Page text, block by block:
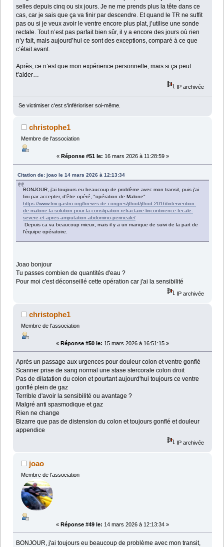
selles depuis cinq ou six jours. Je ne me prends plus la tête dans ce
cas, car je sais que ça va finir par descendre. Et quand le TR ne suffit
pas ou si je veux avoir le ventre encore plus plat, j’utilise une sonde
rectale. Tout n’est pas parfait bien sûr, il y a encore des jours où rien
n’y fait, mais aujourd’hui ce sont des exceptions, comparé à ce que
c’était avant.
Après, ce n’est que mon expérience personnelle, mais si ça peut
t’aider…
IP archivée
Se victimiser c'est s'inférioriser soi-même.
christophe1
Membre de l'association
« Réponse #51 le: 16 mars 2026 à 11:28:59 »
Citation de: joao le 14 mars 2026 à 12:13:34
BONJOUR, j'ai toujours eu beaucoup de problème avec mon transit, puis j'ai
fini par accepter, d'être opéré, "opération de Malone"
https://www.fmcgastro.org/breves-de-congres/jfhod/jfhod-2016/intervention-
de-malone-la-solution-pour-la-constipation-refractaire-lincontinence-fecale-
severe-et-apres-amputation-abdomino-perineale/
Depuis ca va beaucoup mieux, mais il y a un manque de suivi de la part de
l'équipe opératoire.
Joao bonjour
Tu passes combien de quantités d'eau ?
Pour moi c'est déconseillé cette opération car j'ai la sensibilité
IP archivée
christophe1
Membre de l'association
« Réponse #50 le: 15 mars 2026 à 16:51:15 »
Après un passage aux urgences pour douleur colon et ventre gonflé
Scanner prise de sang normal une stase stercorale colon droit
Pas de dilatation du colon et pourtant aujourd'hui toujours ce ventre
gonflé plein de gaz
Terrible d'avoir la sensibilité ou avantage ?
Malgré anti spasmodique et gaz
Rien ne change
Bizarre que pas de distension du colon et toujours gonflé et douleur
appendice
IP archivée
joao
Membre de l'association
« Réponse #49 le: 14 mars 2026 à 12:13:34 »
BONJOUR, j'ai toujours eu beaucoup de problème avec mon transit,